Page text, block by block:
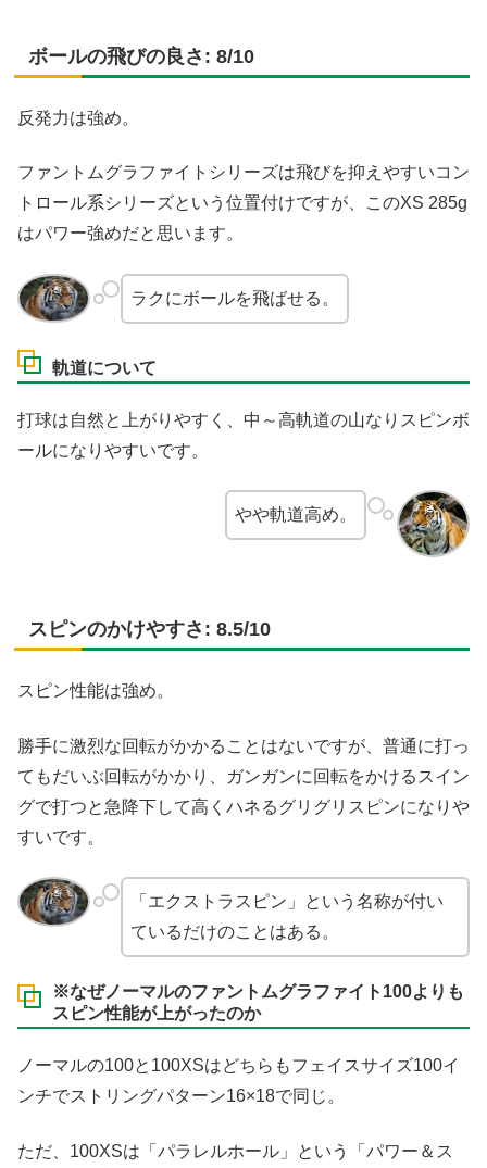
ボールの飛びの良さ: 8/10
反発力は強め。
ファントムグラファイトシリーズは飛びを抑えやすいコン
トロール系シリーズという位置付けですが、このXS 285g
はパワー強めだと思います。
ラクにボールを飛ばせる。
軌道について
打球は自然と上がりやすく、中～高軌道の山なりスピンボ
ールになりやすいです。
やや軌道高め。
スピンのかけやすさ: 8.5/10
スピン性能は強め。
勝手に激烈な回転がかかることはないですが、普通に打っ
てもだいぶ回転がかかり、ガンガンに回転をかけるスイン
グで打つと急降下して高くハネるグリグリスピンになりや
すいです。
「エクストラスピン」という名称が付い
ているだけのことはある。
※なぜノーマルのファントムグラファイト100よりも
スピン性能が上がったのか
ノーマルの100と100XSはどちらもフェイスサイズ100イ
ンチでストリングパターン16×18で同じ。
ただ、100XSは「パラレルホール」という「パワー＆ス